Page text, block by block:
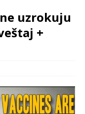
uzrokuju
+